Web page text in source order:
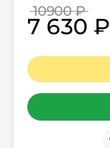
10900 ₽
7 630 ₽